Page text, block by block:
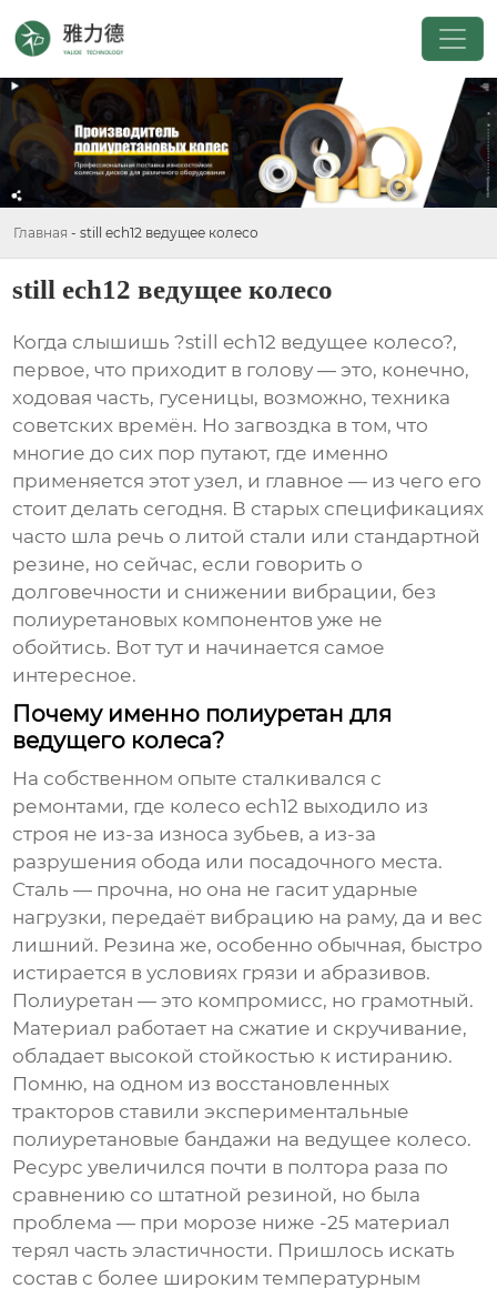
Главная - still ech12 ведущее колесо
still ech12 ведущее колесо
Когда слышишь ?still ech12 ведущее колесо?,
первое, что приходит в голову — это, конечно,
ходовая часть, гусеницы, возможно, техника
советских времён. Но загвоздка в том, что
многие до сих пор путают, где именно
применяется этот узел, и главное — из чего его
стоит делать сегодня. В старых спецификациях
часто шла речь о литой стали или стандартной
резине, но сейчас, если говорить о
долговечности и снижении вибрации, без
полиуретановых компонентов уже не
обойтись. Вот тут и начинается самое
интересное.
Почему именно полиуретан для
ведущего колеса?
На собственном опыте сталкивался с
ремонтами, где колесо ech12 выходило из
строя не из-за износа зубьев, а из-за
разрушения обода или посадочного места.
Сталь — прочна, но она не гасит ударные
нагрузки, передаёт вибрацию на раму, да и вес
лишний. Резина же, особенно обычная, быстро
истирается в условиях грязи и абразивов.
Полиуретан — это компромисс, но грамотный.
Материал работает на сжатие и скручивание,
обладает высокой стойкостью к истиранию.
Помню, на одном из восстановленных
тракторов ставили экспериментальные
полиуретановые бандажи на ведущее колесо.
Ресурс увеличился почти в полтора раза по
сравнению со штатной резиной, но была
проблема — при морозе ниже -25 материал
терял часть эластичности. Пришлось искать
состав с более широким температурным